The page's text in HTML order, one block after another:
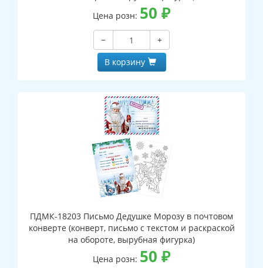
Цена розн: 50 ₽
−
+
В корзину
ПДМК-18203 Письмо Дедушке Морозу в почтовом
конверте (конверт, письмо с текстом и раскраской
на обороте, вырубная фигурка)
Цена розн: 50 ₽